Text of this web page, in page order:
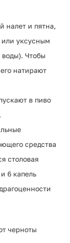
налет и пятна,
или уксусным
воды). Чтобы
натирают
в пиво
средства
столовая
6 капель